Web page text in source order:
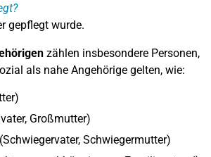
gepflegt wurde.
zählen insbesondere Personen,
als nahe Angehörige gelten, wie:
Großmutter)
Schwiegermutter)